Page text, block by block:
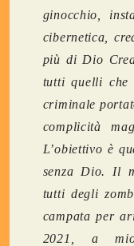
ginocchio,
cibernetica,
più di Dio
tutti quelli che
criminale
complicità
L’obiettivo è
senza Dio. Il
tutti degli
campata per
2021, a